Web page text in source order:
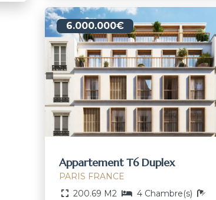
6.000.000€
Appartement T6 Duplex
PARIS FRANCE
200.69 M2
4 Chambre(s)